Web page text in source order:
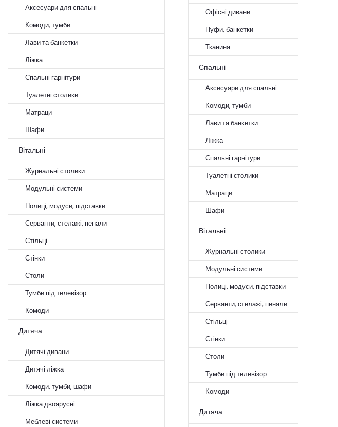
Аксесуари для спальні
Комоди, тумби
Лави та банкетки
Ліжка
Спальні гарнітури
Туалетні столики
Матраци
Шафи
Вітальні
Журнальні столики
Модульні системи
Полиці, модуси, підставки
Серванти, стелажі, пенали
Стільці
Стінки
Столи
Тумби під телевізор
Комоди
Дитяча
Дитячі дивани
Дитячі ліжка
Комоди, тумби, шафи
Ліжка двоярусні
Меблеві системи
Офісні дивани
Пуфи, банкетки
Тканина
Спальні
Аксесуари для спальні
Комоди, тумби
Лави та банкетки
Ліжка
Спальні гарнітури
Туалетні столики
Матраци
Шафи
Вітальні
Журнальні столики
Модульні системи
Полиці, модуси, підставки
Серванти, стелажі, пенали
Стільці
Стінки
Столи
Тумби під телевізор
Комоди
Дитяча